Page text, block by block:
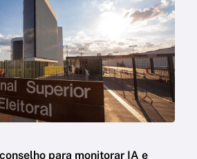
para monitorar IA e